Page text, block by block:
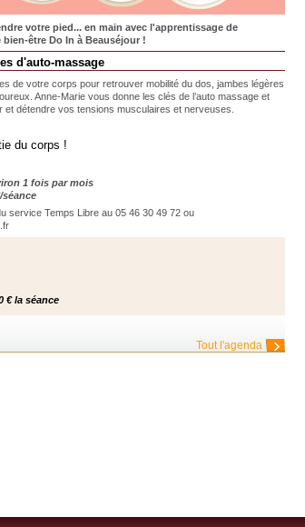
votre pied... en main avec l'apprentissage de
être Do In à Beauséjour !
d'auto-massage
de votre corps pour retrouver mobilité du dos, jambes légères
Anne-Marie vous donne les clés de l’auto massage et
détendre vos tensions musculaires et nerveuses.
du corps !
1 fois par mois
séance
service Temps Libre au 05 46 30 49 72 ou
€ la séance
Tout l'agenda